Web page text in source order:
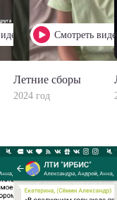
Смотреть
Летние сборы
2024 год